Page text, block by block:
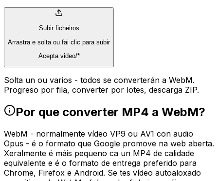
Subir ficheiros
Arrastra e solta ou fai clic para subir
Acepta video/*
Solta un ou varios - todos se converterán a WebM.
Progreso por fila, converter por lotes, descarga ZIP.
Por que converter MP4 a WebM?
WebM - normalmente vídeo VP9 ou AV1 con audio
Opus - é o formato que Google promove na web aberta.
Xeralmente é máis pequeno ca un MP4 de calidade
equivalente e é o formato de entrega preferido para
Chrome, Firefox e Android. Se tes vídeo autoaloxado